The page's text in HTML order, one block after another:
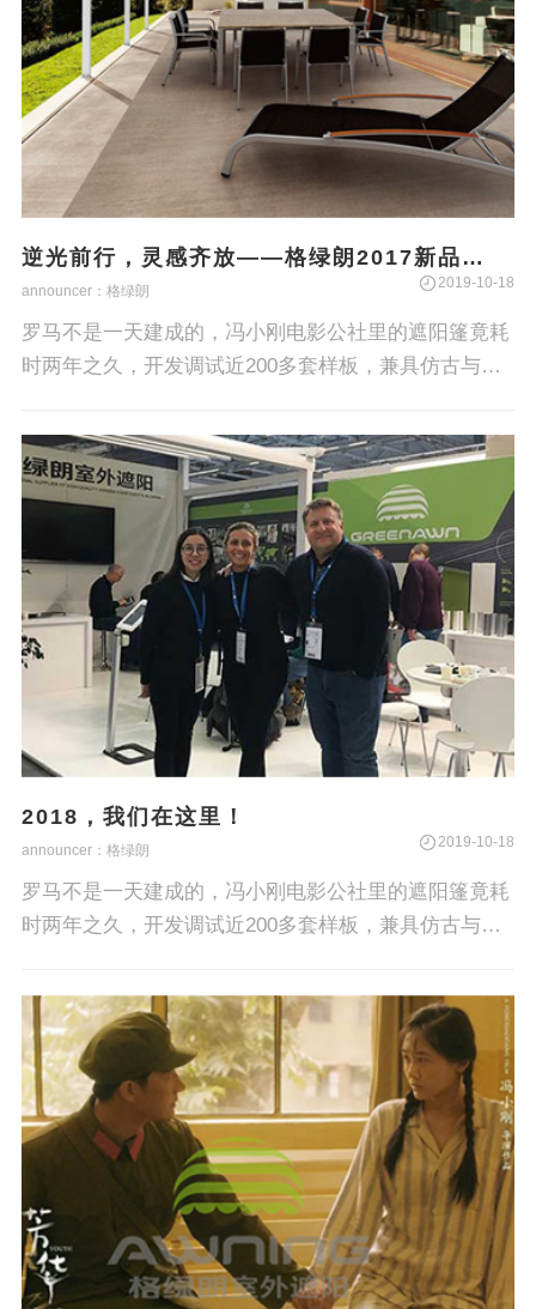
逆光前行，灵感齐放——格绿朗2017新品
PERGOLAS系列引爆室外遮阳行业
announcer：格绿朗 2019-10-18
罗马不是一天建成的，冯小刚电影公社里的遮阳篷竟耗
时两年之久，开发调试近200多套样板，兼具仿古与现
家极具创新富有活力的企业
2018，我们在这里！
announcer：格绿朗 2019-10-18
罗马不是一天建成的，冯小刚电影公社里的遮阳篷竟耗
时两年之久，开发调试近200多套样板，兼具仿古与现
家极具创新富有活力的企业